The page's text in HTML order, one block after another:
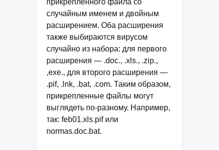
прикрепленного файла со
случайным именем и двойным
расширением. Оба расширения
также выбираются вирусом
случайно из набора: для первого
расширения — .doc., .xls., .zip.,
,exe., для второго расширения —
.pif, .lnk, .bat, .com. Таким образом,
прикрепленные файлы могут
выглядеть по-разному. Например,
так: feb01.xls.pif или
normas.doc.bat.